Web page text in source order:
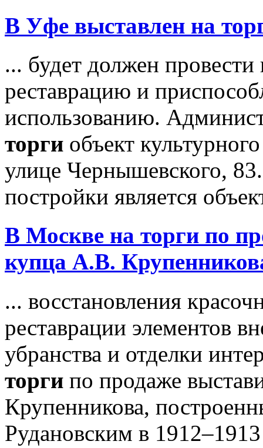
В Уфе выставлен на
... будет должен
реставрацию и
использованию.
торги объект
улице Чернышевского,
постройки является
В Москве на торги по
купца А.В.
... восстановления
реставрации элементов
убранства и отделки
торги по продаже
Крупенникова,
Рудановским в